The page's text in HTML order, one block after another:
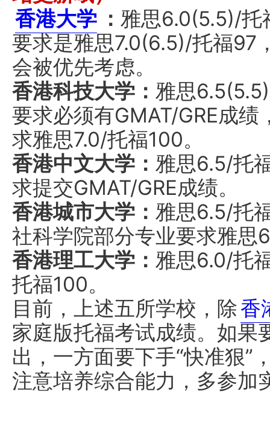
香港大学 ： 雅思6.0(5.5)/托
要求是雅思7.0(6.5)/托福97
会被优先考虑。
香港科技大学： 雅思
要求必须有GMAT/GRE成
求雅思7.0/托福100。
香港中文大学： 雅思6.5/托
求提交GMAT/GRE成绩。
香港城市大学： 雅思6.5/托
社科学院部分专业要求雅思
香港理工大学： 雅思6.0/托
托福100。
目前，上述五所学校，除香
家庭版托福考试成绩。如果
出，一方面要下手“快准狠”
注意培养综合能力，多参加